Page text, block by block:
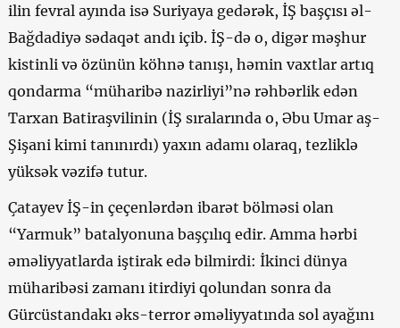
ilin fevral ayında isə Suriyaya gedərək, İŞ başçısı əl-
Bağdadiyə sədaqət andı içib. İŞ-də o, digər məşhur
kistinli və özünün köhnə tanışı, həmin vaxtlar artıq
qondarma “müharibə nazirliyi”nə rəhbərlik edən
Tarxan Batiraşvilinin (İŞ sıralarında o, Əbu Umar aş-
Şişani kimi tanınırdı) yaxın adamı olaraq, tezliklə
yüksək vəzifə tutur.
Çatayev İŞ-in çeçenlərdən ibarət bölməsi olan
“Yarmuk” batalyonuna başçılıq edir. Amma hərbi
əməliyyatlarda iştirak edə bilmirdi: İkinci dünya
müharibəsi zamanı itirdiyi qolundan sonra da
Gürcüstandakı əks-terror əməliyyatında sol ayağını